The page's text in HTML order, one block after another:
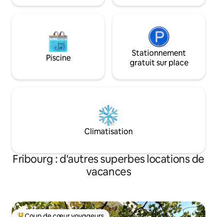
Berne À 50 minutes de Lausanne
Aéroport de Genève : 1 h 50 Zurich
1 heure 30 minutes À 1 h 50 de l’aéroport
similaire, ou il y a un écart de 10 à
Piscine
Stationnement
gratuit sur place
Climatisation
Fribourg : d'autres superbes locations de
vacances